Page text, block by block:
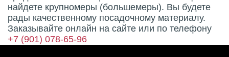
найдете крупномеры (большемеры). Вы будете
рады качественному посадочному материалу.
Заказывайте онлайн на сайте или по телефону
+7 (901) 078-65-96